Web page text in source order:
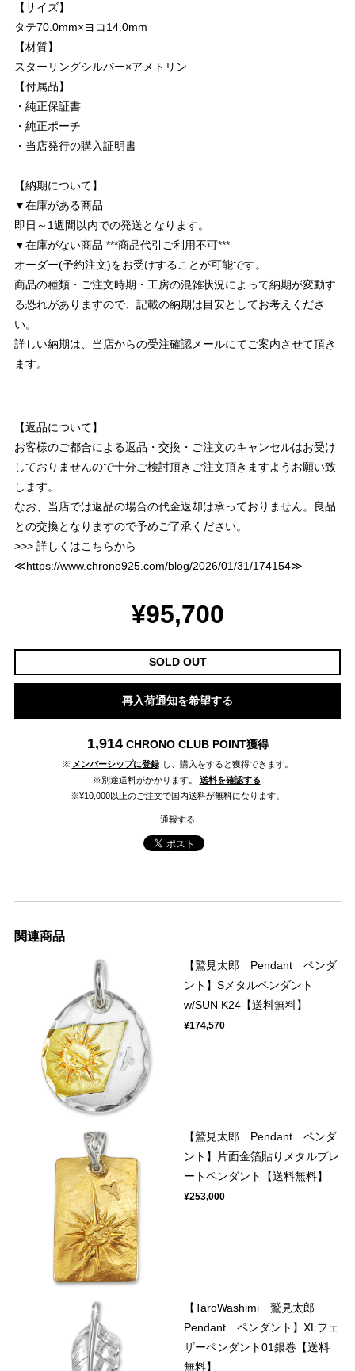
【サイズ】
タテ70.0mm×ヨコ14.0mm
【材質】
スターリングシルバー×アメトリン
【付属品】
・純正保証書
・純正ポーチ
・当店発行の購入証明書
【納期について】
▼在庫がある商品
即日～1週間以内での発送となります。
▼在庫がない商品 ***商品代引ご利用不可***
オーダー(予約注文)をお受けすることが可能です。
商品の種類・ご注文時期・工房の混雑状況によって納期が変動す
る恐れがありますので、記載の納期は目安としてお考えくださ
い。
詳しい納期は、当店からの受注確認メールにてご案内させて頂き
ます。
【返品について】
お客様のご都合による返品・交換・ご注文のキャンセルはお受け
しておりませんので十分ご検討頂きご注文頂きますようお願い致
します。
なお、当店では返品の場合の代金返却は承っておりません。良品
との交換となりますので予めご了承ください。
>>> 詳しくはこちらから
≪https://www.chrono925.com/blog/2026/01/31/174154≫
¥95,700
SOLD OUT
再入荷通知を希望する
1,914 CHRONO CLUB POINT獲得
※ メンバーシップに登録 し、購入をすると獲得できます。
※別途送料がかかります。
送料を確認する
※¥10,000以上のご注文で国内送料が無料になります。
通報する
関連商品
【鷲見太郎 Pendant ペンダ
ント】Sメタルペンダント
w/SUN K24【送料無料】
¥174,570
【鷲見太郎 Pendant ペンダ
ント】片面金箔貼りメタルプレ
ートペンダント【送料無料】
¥253,000
【TaroWashimi 鷲見太郎
Pendant ペンダント】XLフェ
ザーペンダント01銀巻【送料
無料】